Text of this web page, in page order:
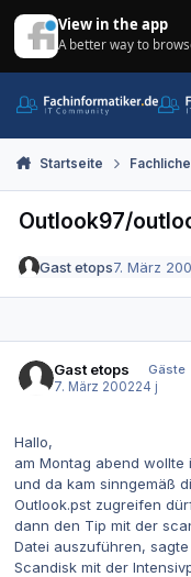
View in the app
A better way to
Startseite
Outlook97/
Gast etops7. März
Gast etops
Gäste
7. März 200224 j
Hallo,
am Montag abend
und da kam sinngemäß
Outlook.pst zugreifen
dann den Tip mit der
Datei auszuführen,
Scandisk mit der